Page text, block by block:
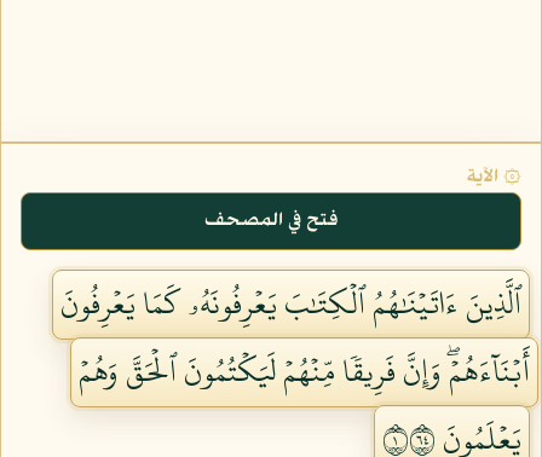
۞ الآية
فتح في المصحف
ٱلَّذِينَ ءَاتَيۡنَٰهُمُ ٱلۡكِتَٰبَ يَعۡرِفُونَهُۥ كَمَا يَعۡرِفُونَ
أَبۡنَآءَهُمۡۖ وَإِنَّ فَرِيقٗا مِّنۡهُمۡ لَيَكۡتُمُونَ ٱلۡحَقَّ وَهُمۡ
يَعۡلَمُونَ ١٤٦